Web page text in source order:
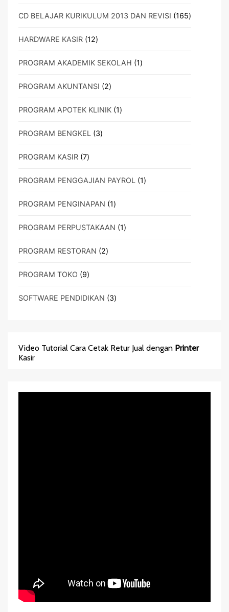
CD BELAJAR KURIKULUM 2013 DAN REVISI 165165
HARDWARE KASIR 1212
PROGRAM AKADEMIK SEKOLAH 11
PROGRAM AKUNTANSI
22
PROGRAM APOTEK KLINIK 11
PROGRAM BENGKEL
33
PROGRAM KASIR 77
PROGRAM PENGGAJIAN PAYROL
11
PROGRAM PENGINAPAN 11
PROGRAM PERPUSTAKAAN 11
PROGRAM RESTORAN
22
PROGRAM TOKO
99
SOFTWARE PENDIDIKAN
33
Video Tutorial Cara Cetak Retur Jual dengan Printer
Kasir